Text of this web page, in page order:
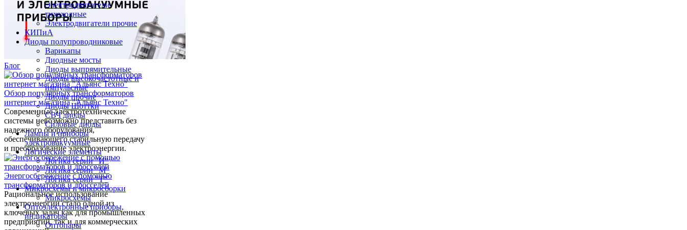
Электродвигатели
тихоходные
Электродвигатели прочие
КИПиА
Диоды полупроводниковые
Варикапы
Диодные мосты
Диоды выпрямительные
Диоды высокочастотные и
импульсные
Диоды прочие
Диоды Шоттки
СВЧ диоды
Силовые диоды
Лампы и приборы
электровакуумные
Логические элементы
Логика серии "И"
Логика серии "М"
Логика серии "Т"
Микросхемы и микросборки
Микросхемы
Оптоэлектронные приборы,
индикаторы
Оптопары
Блог
Обзор популярных трансформаторов
интернет магазина "Альянс Техно"
Современные электротехнические
системы невозможно представить без
надежного оборудования,
обеспечивающего стабильную передачу
и преобразование электроэнергии.
Энергосбережение с помощью
трансформаторов и дросселей
Рациональное использование
электроэнергии стало одной из
ключевых задач как для промышленных
предприятий, так и для коммерческих